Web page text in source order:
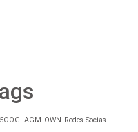
OWN Redes Socias